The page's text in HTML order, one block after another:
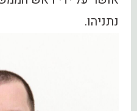
נתניהו.